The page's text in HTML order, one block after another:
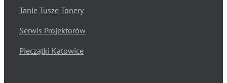
Tanie Tusze Tonery
Serwis Projektorów
Pieczątki Katowice